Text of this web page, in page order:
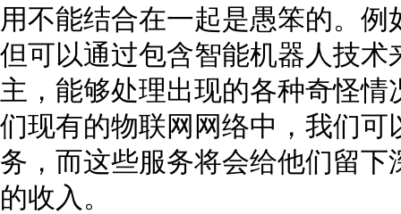
用不能结合在一起是愚笨的。
但可以通过包含智能机器人技
主，能够处理出现的各种奇怪
们现有的物联网网络中，我们
务，而这些服务将会给他们留
的收入。